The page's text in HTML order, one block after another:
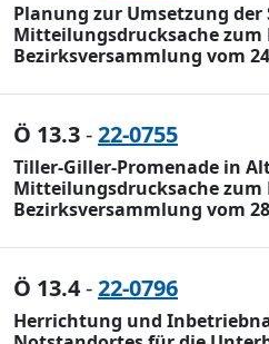
Planung zur Umsetzung der
Mitteilungsdrucksache zum
Bezirksversammlung vom
Ö 13.3-22-0755
Tiller-Giller-Promenade in
Mitteilungsdrucksache zum
Bezirksversammlung vom
Ö 13.4-22-0796
Herrichtung und